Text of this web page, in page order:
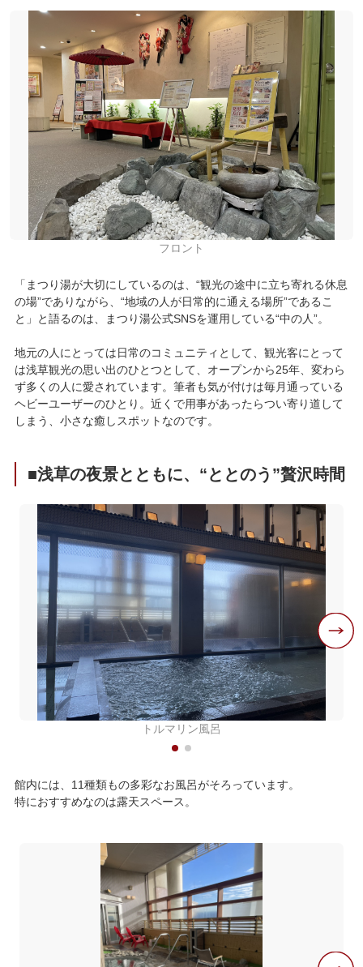
フロント
「まつり湯が大切にしているのは、“観光の途中に立ち寄れる休息
の場”でありながら、“地域の人が日常的に通える場所”であるこ
と」と語るのは、まつり湯公式SNSを運用している“中の人”。
地元の人にとっては日常のコミュニティとして、観光客にとって
は浅草観光の思い出のひとつとして、オープンから25年、変わら
ず多くの人に愛されています。筆者も気が付けは毎月通っている
ヘビーユーザーのひとり。近くで用事があったらつい寄り道して
しまう、小さな癒しスポットなのです。
■浅草の夜景とともに、“ととのう”贅沢時間
トルマリン風呂
館内には、11種類もの多彩なお風呂がそろっています。
特におすすめなのは露天スペース。